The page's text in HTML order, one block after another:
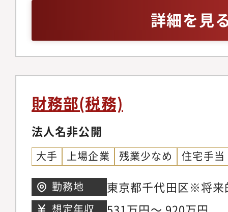
ループ会社の税務業
応（連結・個別）・
監査法人対応・顧問
月次決算業務※グルー
結決算があります。
入なども検討中であ
きる環境です。■同社
有形無形の「信用力
る業界屈指の強固な
そこで得られる数限
ピーディーに力を発
詳細を見
財務部(税務)
法人名非公開
大手 上場企業 残業少なめ 住宅手
勤務地 東京都千代田区※将来
想定年収